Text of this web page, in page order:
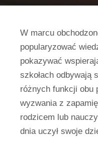
W marcu
popularyzować
pokazywać
szkołach odbywają
różnych funkcji obu
wyzwania z
rodzicem lub
dnia uczył swoje